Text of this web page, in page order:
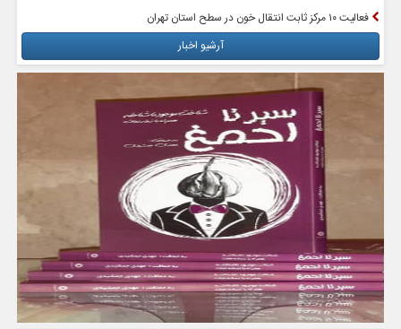
فعالیت ۱۰ مرکز ثابت انتقال خون در سطح استان تهران
آرشیو اخبار